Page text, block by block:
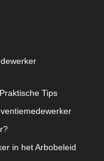
Tips
in het Arbobeleid